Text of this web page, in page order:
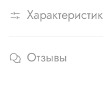
Отзывы